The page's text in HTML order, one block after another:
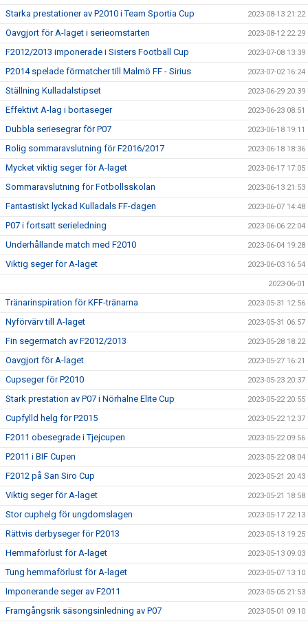
Starka prestationer av P2010 i Team Sportia Cup 2023-08-13 21:22
Oavgjort för A-laget i serieomstarten 2023-08-12 22:29
F2012/2013 imponerade i Sisters Football Cup 2023-07-08 13:39
P2014 spelade förmatcher till Malmö FF - Sirius 2023-07-02 16:24
Ställning Kulladalstipset 2023-06-29 20:39
Effektivt A-lag i bortaseger 2023-06-23 08:51
Dubbla seriesegrar för P07 2023-06-18 19:11
Rolig sommaravslutning för F2016/2017 2023-06-18 18:36
Mycket viktig seger för A-laget 2023-06-17 17:05
Sommaravslutning för Fotbollsskolan 2023-06-13 21:53
Fantastiskt lyckad Kulladals FF-dagen 2023-06-07 14:48
P07 i fortsatt serieledning 2023-06-06 22:04
Underhållande match med F2010 2023-06-04 19:28
Viktig seger för A-laget 2023-06-03 16:54
2023-06-01
Tränarinspiration för KFF-tränarna 2023-05-31 12:56
Nyförvärv till A-laget 2023-05-31 06:57
Fin segermatch av F2012/2013 2023-05-28 18:22
Oavgjort för A-laget 2023-05-27 16:21
Cupseger för P2010 2023-05-23 20:37
Stark prestation av P07 i Nörhalne Elite Cup 2023-05-22 20:55
Cupfylld helg för P2015 2023-05-22 12:37
F2011 obesegrade i Tjejcupen 2023-05-22 09:56
P2011 i BIF Cupen 2023-05-22 08:04
F2012 på San Siro Cup 2023-05-21 20:43
Viktig seger för A-laget 2023-05-21 18:58
Stor cuphelg för ungdomslagen 2023-05-17 22:13
Rättvis derbyseger för P2013 2023-05-13 19:25
Hemmaförlust för A-laget 2023-05-13 09:03
Tung hemmaförlust för A-laget 2023-05-07 13:10
Imponerande seger av F2011 2023-05-05 21:53
Framgångsrik säsongsinledning av P07 2023-05-01 09:10